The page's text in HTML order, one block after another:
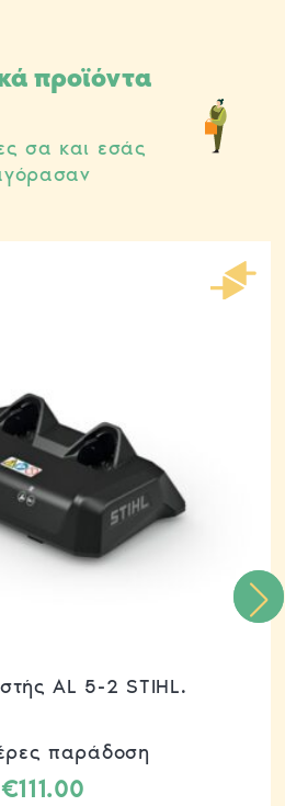
προϊόντα
σα και εσάς
AL 5-2 STIHL.
παράδοση
€111.00